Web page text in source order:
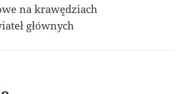
na krawędziach
głównych